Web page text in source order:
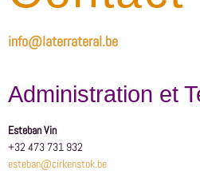
info@laterrateral.be
Administration et
Esteban Vin
+32 473 731 932
esteban@cirkenstok.be